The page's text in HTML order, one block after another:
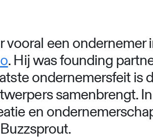
een ondernemer
. Hij was founding
ondernemersfeit is
samenbrengt.
en